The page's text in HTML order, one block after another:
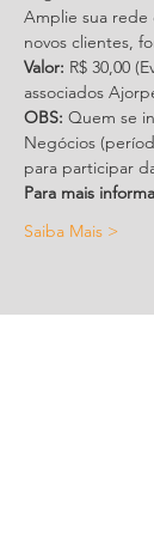
Amplie sua rede
novos clientes,
Valor: R$ 30,00
associados
OBS: Quem se
Negócios
para participar
Para mais
Saiba Mais >